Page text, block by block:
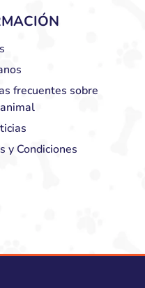
frecuentes sobre
y Condiciones